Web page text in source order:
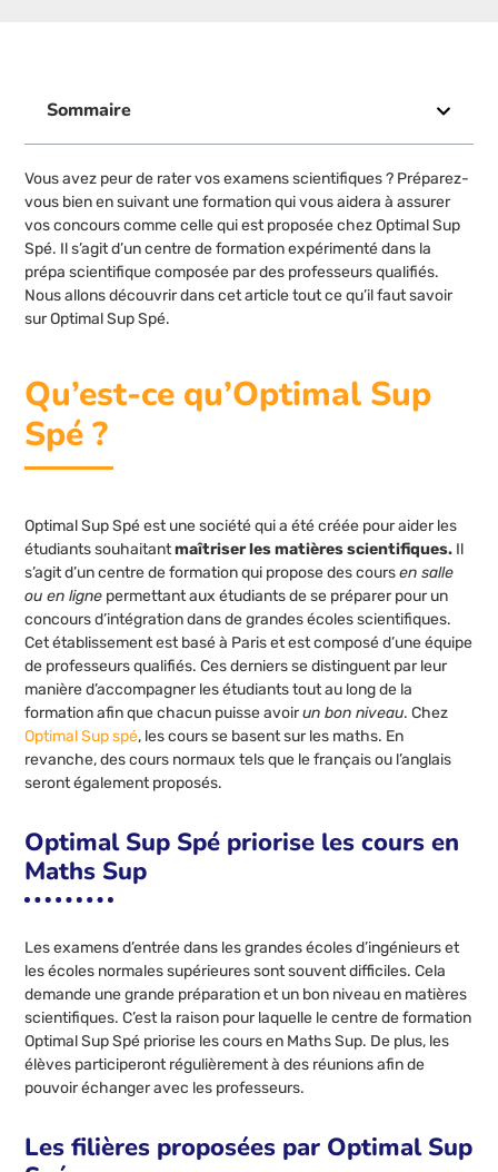
Sommaire
Vous avez peur de rater vos examens scientifiques ? Préparez-
vous bien en suivant une formation qui vous aidera à assurer
vos concours comme celle qui est proposée chez Optimal Sup
Spé. Il s’agit d’un centre de formation expérimenté dans la
prépa scientifique composée par des professeurs qualifiés.
Nous allons découvrir dans cet article tout ce qu’il faut savoir
sur Optimal Sup Spé.
Qu’est-ce qu’Optimal Sup
Spé ?
Optimal Sup Spé est une société qui a été créée pour aider les
étudiants souhaitantmaîtriser les matières scientifiques. Il
s’agit d’un centre de formation qui propose des coursen salle
ou en ligne permettant aux étudiants de se préparer pour un
concours d’intégration dans de grandes écoles scientifiques.
Cet établissement est basé à Paris et est composé d’une équipe
de professeurs qualifiés. Ces derniers se distinguent par leur
manière d’accompagner les étudiants tout au long de la
formation afin que chacun puisse avoirun bon niveau. Chez
Optimal Sup spé, les cours se basent sur les maths. En
revanche, des cours normaux tels que le français ou l’anglais
seront également proposés.
Optimal Sup Spé priorise les cours en
Maths Sup
Les examens d’entrée dans les grandes écoles d’ingénieurs et
les écoles normales supérieures sont souvent difficiles. Cela
demande une grande préparation et un bon niveau en matières
scientifiques. C’est la raison pour laquelle le centre de formation
Optimal Sup Spé priorise les cours en Maths Sup. De plus, les
élèves participeront régulièrement à des réunions afin de
pouvoir échanger avec les professeurs.
Les filières proposées par Optimal Sup